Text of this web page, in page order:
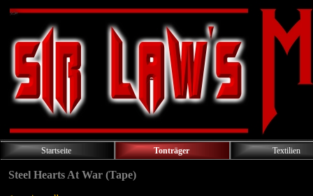
Startseite Tonträger Textilien
Steel Hearts At War (Tape)